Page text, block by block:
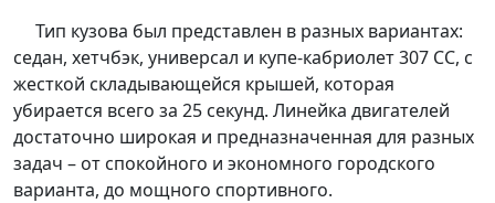
Тип кузова был представлен в разных вариантах:
седан, хетчбэк, универсал и купе-кабриолет 307 CC, с
жесткой складывающейся крышей, которая
убирается всего за 25 секунд. Линейка двигателей
достаточно широкая и предназначенная для разных
задач – от спокойного и экономного городского
варианта, до мощного спортивного.